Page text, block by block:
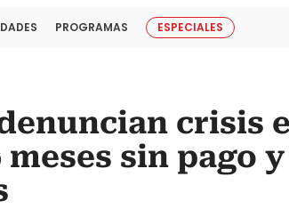
PROGRAMAS ESPECIALES
crisis
meses sin pago